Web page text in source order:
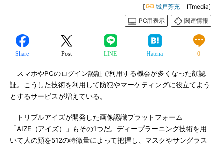
[ 城戸芳充 ，ITmedia]
PC用表示
関連情報
Share Post LINE Hatena 0
スマホやPCのログイン認証で利用する機会が多くなった顔認
証。こうした技術を利用して防犯やマーケティングに役立てよう
とするサービスが増えている。
トリプルアイズが開発した画像認識プラットフォーム
「AIZE（アイズ）」もその1つだ。ディープラーニング技術を用
いて人の顔を512の特徴量によって把握し、マスクやサングラス